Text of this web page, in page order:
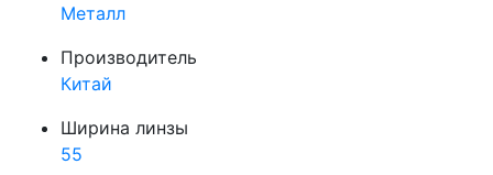
Металл
Производитель
Китай
Ширина линзы
55